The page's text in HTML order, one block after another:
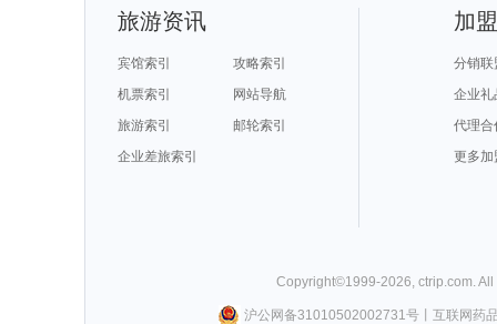
旅游资讯
宾馆索引
攻略索引
机票索引
网站导航
旅游索引
邮轮索引
企业差旅索引
加
分销联
企业礼
代理合
更多加
Copyright©1999-2026 ctrip.com .
沪公网备31010502002731号丨 互联网药